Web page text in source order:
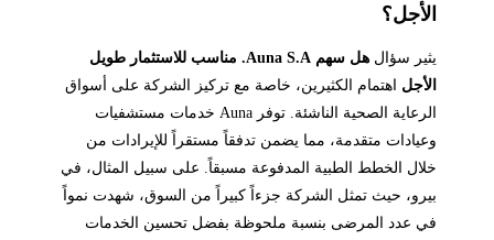
الأجل؟
يثير سؤال
هل سهم Auna S.A. مناسب للاستثمار طويل
الأجلاهتمام الكثيرين، خاصة مع تركيز الشركة على أسواق
الرعاية الصحية الناشئة. توفر Auna خدمات مستشفيات
وعيادات متقدمة، مما يضمن تدفقاً مستقراً للإيرادات من
خلال الخطط الطبية المدفوعة مسبقاً. على سبيل المثال، في
بيرو، حيث تمثل الشركة جزءاً كبيراً من السوق، شهدت نمواً
في عدد المرضى بنسبة ملحوظة بفضل تحسين الخدمات